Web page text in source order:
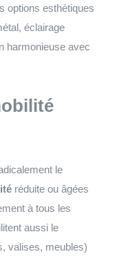
options esthétiques
éclairage
harmonieuse avec
le
réduite ou âgées
à tous les
aussi le
valises, meubles)